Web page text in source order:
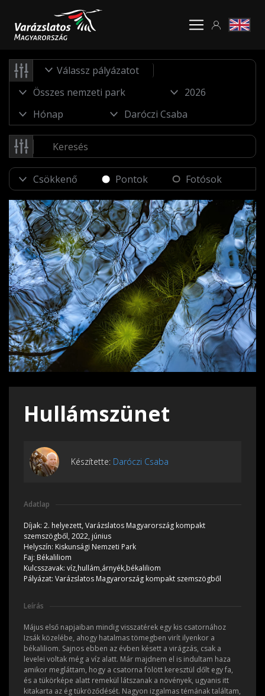
Válassz pályázatot
Pontok Fotósok
Hullámszünet
Készítette: Daróczi Csaba
Adatlap
Díjak: 2. helyezett, Varázslatos Magyarország kompakt
szemszögből, 2022, június
Helyszín: Kiskunsági Nemzeti Park
Faj: Békaliliom
Kulcsszavak: víz,hullám,árnyék,békaliliom
Pályázat: Varázslatos Magyarország kompakt szemszögből
Leírás
Május első napjaiban mindig visszatérek egy kis csatornához
Izsák közelébe, ahogy hatalmas tömegben virít ilyenkor a
békaliliom. Sajnos ebben az évben késett a virágzás, csak a
levelei voltak még a víz alatt. Már majdnem el is indultam haza
amikor megláttam, hogy a csatorna fölött keresztül dőlt egy fa,
és a tükörképe alatt remekül látszanak a növények, ugyanis itt
kitakarta az ég tükröződését. Nagyon izgalmas témának találtam,